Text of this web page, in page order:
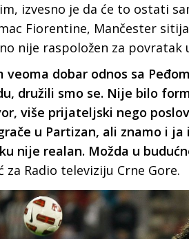
izvesno je da će to ostati
Fiorentine, Mančester
nije raspoložen za povratak
veoma dobar odnos sa
družili smo se. Nije bilo
više prijateljski nego
u Partizan, ali znamo i
nije realan. Možda u
za Radio televiziju Crne Gore.